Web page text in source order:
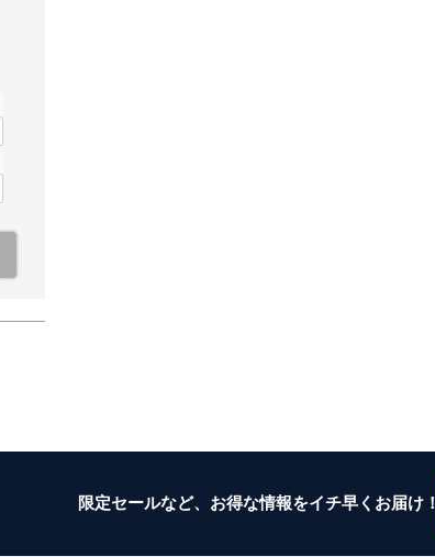
限定セールなど、お得な情報をイチ早くお届け！